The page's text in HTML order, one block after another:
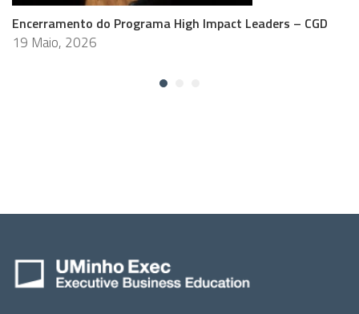
Encerramento do Programa High Impact Leaders – CGD
19 Maio, 2026